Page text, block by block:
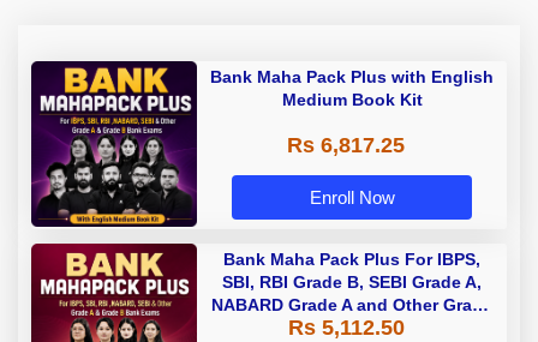
Bank Maha Pack Plus with English
Medium Book Kit
Rs 6,817.25
Enroll Now
Bank Maha Pack Plus For IBPS,
SBI, RBI Grade B, SEBI Grade A,
NABARD Grade A and Other Grade
A & Grade B Bank Exams
Rs 5,112.50